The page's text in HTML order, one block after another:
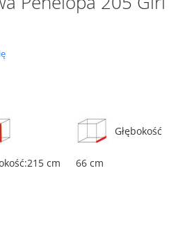
cm
Głębokość
66 cm